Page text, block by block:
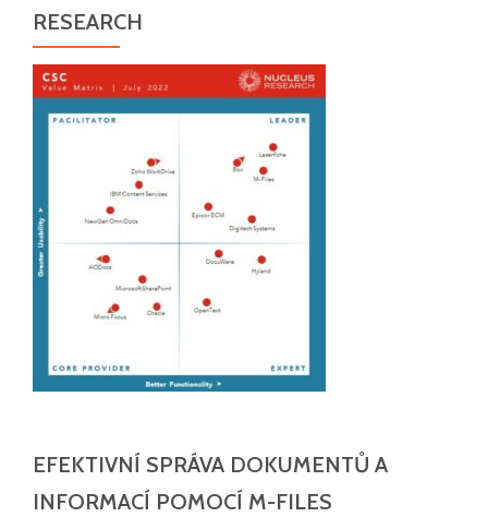
RESEARCH
EFEKTIVNÍ SPRÁVA DOKUMENTŮ A
INFORMACÍ POMOCÍ M-FILES